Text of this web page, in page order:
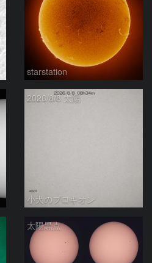
starstation
2026/8/8 太陽
小犬のプロキオン
太陽黒点